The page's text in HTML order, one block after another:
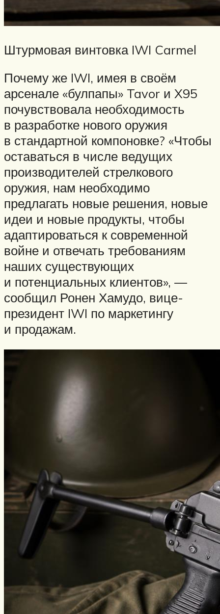
Штурмовая винтовка IWI Carmel
Почему же IWI, имея в своём
арсенале «булпапы» Tavor и X95
почувствовала необходимость
в разработке нового оружия
в стандартной компоновке? «Чтобы
оставаться в числе ведущих
производителей стрелкового
оружия, нам необходимо
предлагать новые решения, новые
идеи и новые продукты, чтобы
адаптироваться к современной
войне и отвечать требованиям
наших существующих
и потенциальных клиентов», —
сообщил Ронен Хамудо, вице-
президент IWI по маркетингу
и продажам.